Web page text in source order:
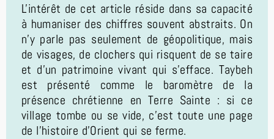
L'intérêt de cet article réside dans sa capacité
à humaniser des chiffres souvent abstraits. On
n'y parle pas seulement de géopolitique, mais
de visages, de clochers qui risquent de se taire
et d'un patrimoine vivant qui s'efface. Taybeh
est présenté comme le baromètre de la
présence chrétienne en Terre Sainte : si ce
village tombe ou se vide, c'est toute une page
de l'histoire d'Orient qui se ferme.